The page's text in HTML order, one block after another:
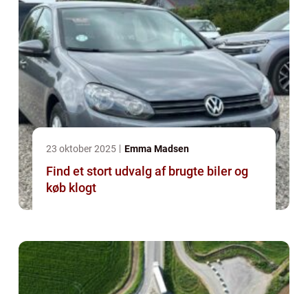
23 oktober 2025 Emma Madsen
Find et stort udvalg af brugte biler og
køb klogt